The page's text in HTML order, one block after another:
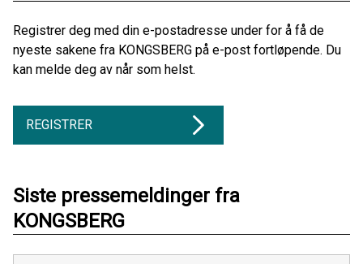
Registrer deg med din e-postadresse under for å få de
nyeste sakene fra KONGSBERG på e-post fortløpende. Du
kan melde deg av når som helst.
REGISTRER
Siste pressemeldinger fra
KONGSBERG